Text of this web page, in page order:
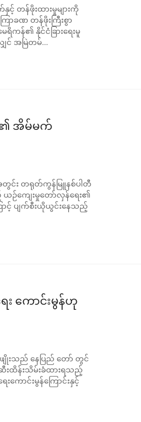
တန်ဖိုးထားမှုများကို
ြာခဏ တန်ဖိုးကြီးစွာ
ကန်၏ နိုင်ငံခြားရေးမူ
င် အမြဲတမ်...
၏ အိမ်မက်
တွင်း တရုတ်ကွန်မြူနစ်ပါတီ
ယဉ်ကျေးမှုတော်လှန်ရေး၏
ာင့် ပျက်စီးယိုယွင်းနေသည့်
း ကောင်းမွန်ဟု
ဖျိုးသည် နေပြည်‌ တော် တွင်
ဆီးထိန်းသိမ်းခံထားရသည့်
းကောင်းမွန်ကြောင်းနှင့်